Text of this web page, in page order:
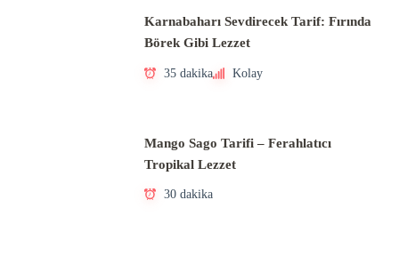
Karnabaharı Sevdirecek Tarif: Fırında
Börek Gibi Lezzet
35 dakika Kolay
Mango Sago Tarifi – Ferahlatıcı
Tropikal Lezzet
30 dakika